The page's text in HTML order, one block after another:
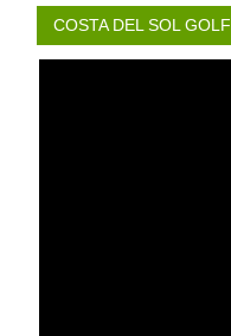
COSTA DEL SOL GOLF